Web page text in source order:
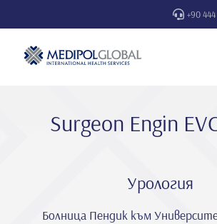
+90
Surgeon Engi̇n
Урология
Болница Пендик към